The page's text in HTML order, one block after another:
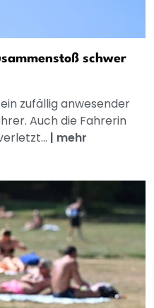
schwer
zufällig anwesender
Auch die Fahrerin
| mehr